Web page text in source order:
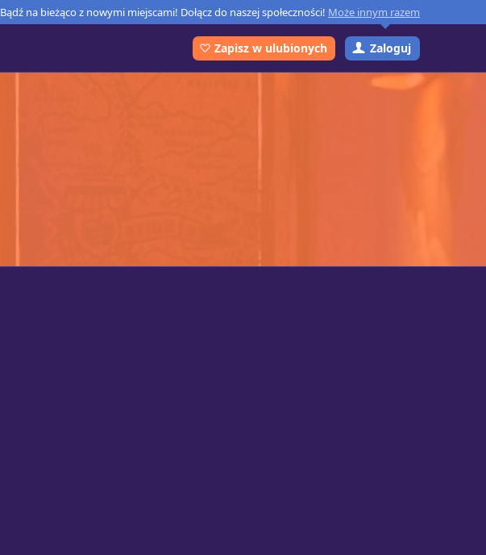
Bądź na bieżąco z nowymi miejscami! Dołącz do naszej społeczności! Może innym razem
Zaloguj